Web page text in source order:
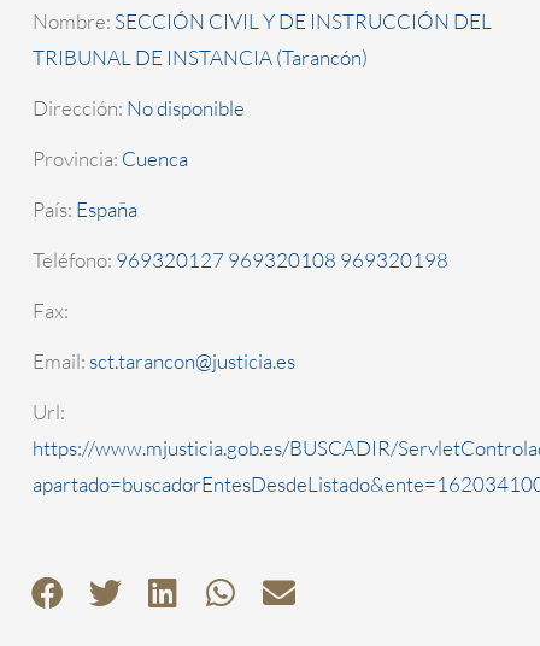
Nombre: SECCIÓN CIVIL Y DE INSTRUCCIÓN DEL
TRIBUNAL DE INSTANCIA (Tarancón)
Dirección: No disponible
Provincia: Cuenca
País: España
Teléfono: 969320127 969320108 969320198
Fax:
Email: sct.tarancon@justicia.es
Url:
https://www.mjusticia.gob.es/BUSCADIR/